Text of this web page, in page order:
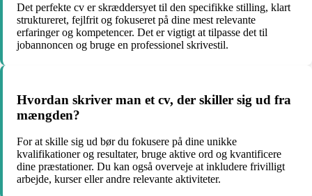
Det perfekte cv er skræddersyet til den specifikke stilling, klart
struktureret, fejlfrit og fokuseret på dine mest relevante
erfaringer og kompetencer. Det er vigtigt at tilpasse det til
jobannoncen og bruge en professionel skrivestil.
Hvordan skriver man et cv, der skiller sig ud fra
mængden?
For at skille sig ud bør du fokusere på dine unikke
kvalifikationer og resultater, bruge aktive ord og kvantificere
dine præstationer. Du kan også overveje at inkludere frivilligt
arbejde, kurser eller andre relevante aktiviteter.